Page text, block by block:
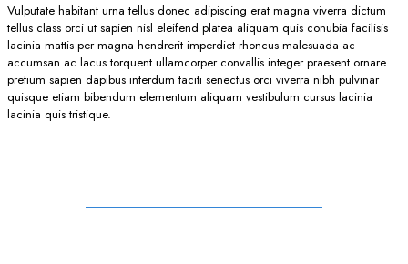
Vulputate habitant urna tellus donec adipiscing erat magna viverra dictum
tellus class orci ut sapien nisl eleifend platea aliquam quis conubia facilisis
lacinia mattis per magna hendrerit imperdiet rhoncus malesuada ac
accumsan ac lacus torquent ullamcorper convallis integer praesent ornare
pretium sapien dapibus interdum taciti senectus orci viverra nibh pulvinar
quisque etiam bibendum elementum aliquam vestibulum cursus lacinia
lacinia quis tristique.